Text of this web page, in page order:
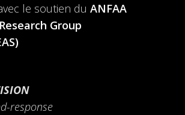
le soutien du ANFAA
Group
response